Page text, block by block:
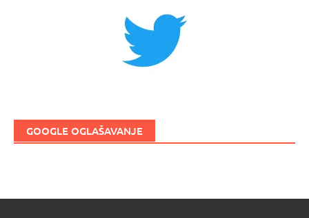
GOOGLE OGLAŠAVANJE